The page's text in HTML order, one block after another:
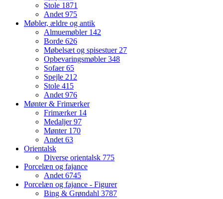
Stole 1871
Andet 975
Møbler, ældre og antik
Almuemøbler 142
Borde 626
Møbelsæt og spisestuer 27
Opbevaringsmøbler348
Sofaer65
Spejle 212
Stole 415
Andet 976
Mønter & Frimærker
Frimærker 14
Medaljer97
Mønter 170
Andet 63
Orientalsk
Diverse orientalsk 775
Porcelæn og fajance
Andet 6745
Porcelæn og fajance - Figurer
Bing & Grøndahl 3787